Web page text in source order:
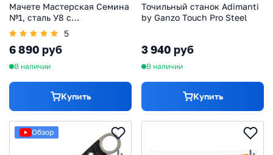
Мачете Мастерская Семина
№1, сталь У8 с
антибликовым покрытием
5
6 890 руб
В наличии
Купить
Точильный станок Adimanti
by Ganzo Touch Pro Steel
3 940 руб
В наличии
Купить
Обзор